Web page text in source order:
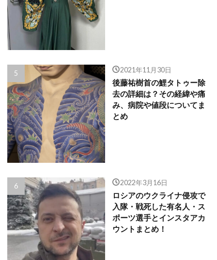
2021年11月30日
後藤祐樹首の鯉タトゥー除
去の詳細は？その経緯や痛
み、病院や値段についてま
とめ
2022年3月16日
ロシアのウクライナ侵攻で
入隊・戦死した有名人・ス
ポーツ選手とインスタアカ
ウントまとめ！